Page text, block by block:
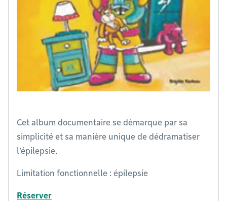
Cet album documentaire se démarque par sa
simplicité et sa manière unique de dédramatiser
l’épilepsie.
Limitation fonctionnelle : épilepsie
Réserver